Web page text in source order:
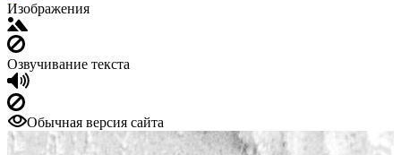
Изображения
Озвучивание текста
Обычная версия сайта